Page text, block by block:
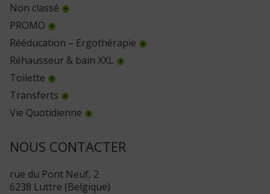
Non classé
PROMO
Rééducation – Ergothérapie
Réhausseur & bain XXL
Toilette
Transferts
Vie Quotidienne
NOUS CONTACTER
rue du Pont Neuf, 2
6238 Luttre (Belgique)